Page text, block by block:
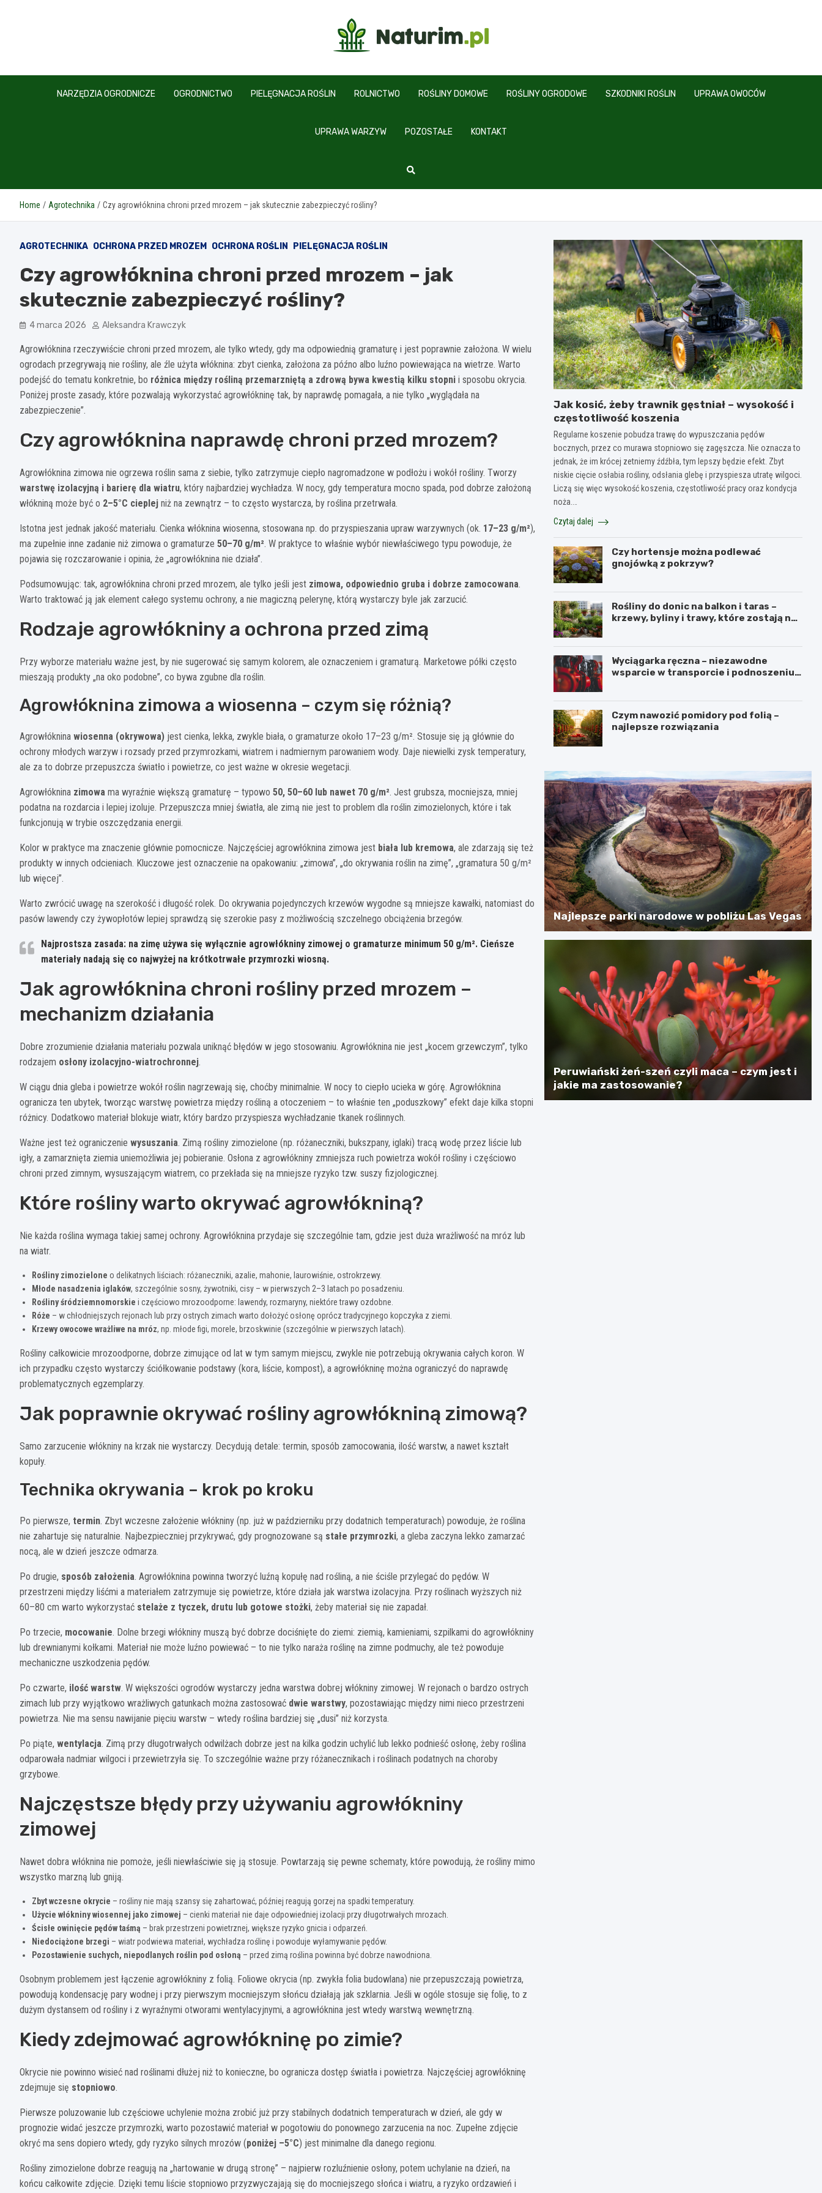
www.naturim.pl
NARZĘDZIA OGRODNICZE OGRODNICTWO PIELĘGNACJA ROŚLIN ROLNICTWO ROŚLINY DOMOWE ROŚLINY OGRODOWE SZKODNIKI ROŚLIN UPRAWA OWOCÓW
UPRAWA WARZYW POZOSTAŁE KONTAKT
Home Agrotechnika Czy agrowłóknina chroni przed mrozem – jak skutecznie zabezpieczyć rośliny?
AGROTECHNIKA OCHRONA PRZED MROZEM OCHRONA ROŚLIN PIELĘGNACJA ROŚLIN
Czy agrowłóknina chroni przed mrozem – jak
skutecznie zabezpieczyć rośliny?
4 marca 2026 Aleksandra Krawczyk
Agrowłóknina rzeczywiście chroni przed mrozem, ale tylko wtedy, gdy ma odpowiednią gramaturę i jest poprawnie założona. W wielu
ogrodach przegrywają nie rośliny, ale źle użyta włóknina: zbyt cienka, założona za późno albo luźno powiewająca na wietrze. Warto
podejść do tematu konkretnie, bo różnica między rośliną przemarzniętą a zdrową bywa kwestią kilku stopni i sposobu okrycia.
Poniżej proste zasady, które pozwalają wykorzystać agrowłókninę tak, by naprawdę pomagała, a nie tylko „wyglądała na
zabezpieczenie”.
Czy agrowłóknina naprawdę chroni przed mrozem?
Agrowłóknina zimowa nie ogrzewa roślin sama z siebie, tylko zatrzymuje ciepło nagromadzone w podłożu i wokół rośliny. Tworzy
warstwę izolacyjną i barierę dla wiatru, który najbardziej wychładza. W nocy, gdy temperatura mocno spada, pod dobrze założoną
włókniną może być o 2–5°C cieplej niż na zewnątrz – to często wystarcza, by roślina przetrwała.
Istotna jest jednak jakość materiału. Cienka włóknina wiosenna, stosowana np. do przyspieszania upraw warzywnych (ok. 17–23 g/m²),
ma zupełnie inne zadanie niż zimowa o gramaturze 50–70 g/m². W praktyce to właśnie wybór niewłaściwego typu powoduje, że
pojawia się rozczarowanie i opinia, że „agrowłóknina nie działa”.
Podsumowując: tak, agrowłóknina chroni przed mrozem, ale tylko jeśli jest zimowa, odpowiednio gruba i dobrze zamocowana.
Warto traktować ją jak element całego systemu ochrony, a nie magiczną pelerynę, którą wystarczy byle jak zarzucić.
Rodzaje agrowłókniny a ochrona przed zimą
Przy wyborze materiału ważne jest, by nie sugerować się samym kolorem, ale oznaczeniem i gramaturą. Marketowe półki często
mieszają produkty „na oko podobne”, co bywa zgubne dla roślin.
Agrowłóknina zimowa a wiosenna – czym się różnią?
Agrowłóknina wiosenna (okrywowa) jest cienka, lekka, zwykle biała, o gramaturze około 17–23 g/m². Stosuje się ją głównie do
ochrony młodych warzyw i rozsady przed przymrozkami, wiatrem i nadmiernym parowaniem wody. Daje niewielki zysk temperatury,
ale za to dobrze przepuszcza światło i powietrze, co jest ważne w okresie wegetacji.
Agrowłóknina zimowa ma wyraźnie większą gramaturę – typowo 50, 50–60 lub nawet 70 g/m². Jest grubsza, mocniejsza, mniej
podatna na rozdarcia i lepiej izoluje. Przepuszcza mniej światła, ale zimą nie jest to problem dla roślin zimozielonych, które i tak
funkcjonują w trybie oszczędzania energii.
Kolor w praktyce ma znaczenie głównie pomocnicze. Najczęściej agrowłóknina zimowa jest biała lub kremowa, ale zdarzają się też
produkty w innych odcieniach. Kluczowe jest oznaczenie na opakowaniu: „zimowa”, „do okrywania roślin na zimę”, „gramatura 50 g/m²
lub więcej”.
Warto zwrócić uwagę na szerokość i długość rolek. Do okrywania pojedynczych krzewów wygodne są mniejsze kawałki, natomiast do
pasów lawendy czy żywopłotów lepiej sprawdzą się szerokie pasy z możliwością szczelnego obciążenia brzegów.
Najprostsza zasada: na zimę używa się wyłącznie agrowłókniny zimowej o gramaturze minimum 50 g/m². Cieńsze
materiały nadają się co najwyżej na krótkotrwałe przymrozki wiosną.
Jak agrowłóknina chroni rośliny przed mrozem –
mechanizm działania
Dobre zrozumienie działania materiału pozwala uniknąć błędów w jego stosowaniu. Agrowłóknina nie jest „kocem grzewczym”, tylko
rodzajem osłony izolacyjno-wiatrochronnej.
W ciągu dnia gleba i powietrze wokół roślin nagrzewają się, choćby minimalnie. W nocy to ciepło ucieka w górę. Agrowłóknina
ogranicza ten ubytek, tworząc warstwę powietrza między rośliną a otoczeniem – to właśnie ten „poduszkowy” efekt daje kilka stopni
różnicy. Dodatkowo materiał blokuje wiatr, który bardzo przyspiesza wychładzanie tkanek roślinnych.
Ważne jest też ograniczenie wysuszania. Zimą rośliny zimozielone (np. różaneczniki, bukszpany, iglaki) tracą wodę przez liście lub
igły, a zamarznięta ziemia uniemożliwia jej pobieranie. Osłona z agrowłókniny zmniejsza ruch powietrza wokół rośliny i częściowo
chroni przed zimnym, wysuszającym wiatrem, co przekłada się na mniejsze ryzyko tzw. suszy fizjologicznej.
Które rośliny warto okrywać agrowłókniną?
Nie każda roślina wymaga takiej samej ochrony. Agrowłóknina przydaje się szczególnie tam, gdzie jest duża wrażliwość na mróz lub
na wiatr.
Rośliny zimozielone o delikatnych liściach: różaneczniki, azalie, mahonie, laurowiśnie, ostrokrzewy.
Młode nasadzenia iglaków, szczególnie sosny, żywotniki, cisy – w pierwszych 2–3 latach po posadzeniu.
Rośliny śródziemnomorskie i częściowo mrozoodporne: lawendy, rozmaryny, niektóre trawy ozdobne.
Róże – w chłodniejszych rejonach lub przy ostrych zimach warto dołożyć osłonę oprócz tradycyjnego kopczyka z ziemi.
Krzewy owocowe wrażliwe na mróz, np. młode figi, morele, brzoskwinie (szczególnie w pierwszych latach).
Rośliny całkowicie mrozoodporne, dobrze zimujące od lat w tym samym miejscu, zwykle nie potrzebują okrywania całych koron. W
ich przypadku często wystarczy ściółkowanie podstawy (kora, liście, kompost), a agrowłókninę można ograniczyć do naprawdę
problematycznych egzemplarzy.
Jak poprawnie okrywać rośliny agrowłókniną zimową?
Samo zarzucenie włókniny na krzak nie wystarczy. Decydują detale: termin, sposób zamocowania, ilość warstw, a nawet kształt
kopuły.
Technika okrywania – krok po kroku
Po pierwsze, termin. Zbyt wczesne założenie włókniny (np. już w październiku przy dodatnich temperaturach) powoduje, że roślina
nie zahartuje się naturalnie. Najbezpieczniej przykrywać, gdy prognozowane są stałe przymrozki, a gleba zaczyna lekko zamarzać
nocą, ale w dzień jeszcze odmarza.
Po drugie, sposób założenia. Agrowłóknina powinna tworzyć luźną kopułę nad rośliną, a nie ściśle przylegać do pędów. W
przestrzeni między liśćmi a materiałem zatrzymuje się powietrze, które działa jak warstwa izolacyjna. Przy roślinach wyższych niż
60–80 cm warto wykorzystać stelaże z tyczek, drutu lub gotowe stożki, żeby materiał się nie zapadał.
Po trzecie, mocowanie. Dolne brzegi włókniny muszą być dobrze dociśnięte do ziemi: ziemią, kamieniami, szpilkami do agrowłókniny
lub drewnianymi kołkami. Materiał nie może luźno powiewać – to nie tylko naraża roślinę na zimne podmuchy, ale też powoduje
mechaniczne uszkodzenia pędów.
Po czwarte, ilość warstw. W większości ogrodów wystarczy jedna warstwa dobrej włókniny zimowej. W rejonach o bardzo ostrych
zimach lub przy wyjątkowo wrażliwych gatunkach można zastosować dwie warstwy, pozostawiając między nimi nieco przestrzeni
powietrza. Nie ma sensu nawijanie pięciu warstw – wtedy roślina bardziej się „dusi” niż korzysta.
Po piąte, wentylacja. Zimą przy długotrwałych odwilżach dobrze jest na kilka godzin uchylić lub lekko podnieść osłonę, żeby roślina
odparowała nadmiar wilgoci i przewietrzyła się. To szczególnie ważne przy różanecznikach i roślinach podatnych na choroby
grzybowe.
Najczęstsze błędy przy używaniu agrowłókniny
zimowej
Nawet dobra włóknina nie pomoże, jeśli niewłaściwie się ją stosuje. Powtarzają się pewne schematy, które powodują, że rośliny mimo
wszystko marzną lub gniją.
Zbyt wczesne okrycie – rośliny nie mają szansy się zahartować, później reagują gorzej na spadki temperatury.
Użycie włókniny wiosennej jako zimowej – cienki materiał nie daje odpowiedniej izolacji przy długotrwałych mrozach.
Ścisłe owinięcie pędów taśmą – brak przestrzeni powietrznej, większe ryzyko gnicia i odparzeń.
Niedociążone brzegi – wiatr podwiewa materiał, wychładza roślinę i powoduje wyłamywanie pędów.
Pozostawienie suchych, niepodlanych roślin pod osłoną – przed zimą roślina powinna być dobrze nawodniona.
Osobnym problemem jest łączenie agrowłókniny z folią. Foliowe okrycia (np. zwykła folia budowlana) nie przepuszczają powietrza,
powodują kondensację pary wodnej i przy pierwszym mocniejszym słońcu działają jak szklarnia. Jeśli w ogóle stosuje się folię, to z
dużym dystansem od rośliny i z wyraźnymi otworami wentylacyjnymi, a agrowłóknina jest wtedy warstwą wewnętrzną.
Kiedy zdejmować agrowłókninę po zimie?
Okrycie nie powinno wisieć nad roślinami dłużej niż to konieczne, bo ogranicza dostęp światła i powietrza. Najczęściej agrowłókninę
zdejmuje się stopniowo.
Pierwsze poluzowanie lub częściowe uchylenie można zrobić już przy stabilnych dodatnich temperaturach w dzień, ale gdy w
prognozie widać jeszcze przymrozki, warto pozostawić materiał w pogotowiu do ponownego zarzucenia na noc. Zupełne zdjęcie
okryć ma sens dopiero wtedy, gdy ryzyko silnych mrozów (poniżej –5°C) jest minimalne dla danego regionu.
Rośliny zimozielone dobrze reagują na „hartowanie w drugą stronę” – najpierw rozluźnienie osłony, potem uchylanie na dzień, na
końcu całkowite zdjęcie. Dzięki temu liście stopniowo przyzwyczajają się do mocniejszego słońca i wiatru, a ryzyko ordzawień i
Jak kosić, żeby trawnik gęstniał – wysokość i
częstotliwość koszenia
Regularne koszenie pobudza trawę do wypuszczania pędów
bocznych, przez co murawa stopniowo się zagęszcza. Nie oznacza to
jednak, że im krócej zetniemy źdźbła, tym lepszy będzie efekt. Zbyt
niskie cięcie osłabia rośliny, odsłania glebę i przyspiesza utratę wilgoci.
Liczą się więc wysokość koszenia, częstotliwość pracy oraz kondycja
noża.…
Czytaj dalej
Czy hortensje można podlewać
gnojówką z pokrzyw?
Rośliny do donic na balkon i taras –
krzewy, byliny i trawy, które zostają na
Wyciągarka ręczna – niezawodne
wsparcie w transporcie i podnoszeniu
Czym nawozić pomidory pod folią –
najlepsze rozwiązania
Najlepsze parki narodowe w pobliżu Las Vegas
Peruwiański żeń-szeń czyli maca – czym jest i
jakie ma zastosowanie?